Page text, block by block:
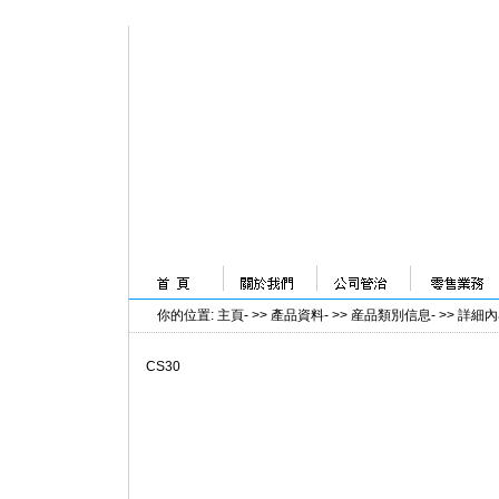
你的位置: 主頁- >> 產品資料- >> 産品類別信息- >> 詳細
CS30